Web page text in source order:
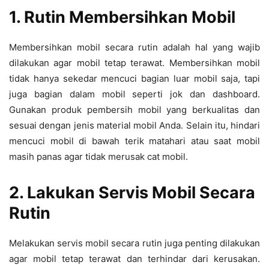
1. Rutin Membersihkan Mobil
Membersihkan mobil secara rutin adalah hal yang wajib
dilakukan agar mobil tetap terawat. Membersihkan mobil
tidak hanya sekedar mencuci bagian luar mobil saja, tapi
juga bagian dalam mobil seperti jok dan dashboard.
Gunakan produk pembersih mobil yang berkualitas dan
sesuai dengan jenis material mobil Anda. Selain itu, hindari
mencuci mobil di bawah terik matahari atau saat mobil
masih panas agar tidak merusak cat mobil.
2. Lakukan Servis Mobil Secara
Rutin
Melakukan servis mobil secara rutin juga penting dilakukan
agar mobil tetap terawat dan terhindar dari kerusakan.